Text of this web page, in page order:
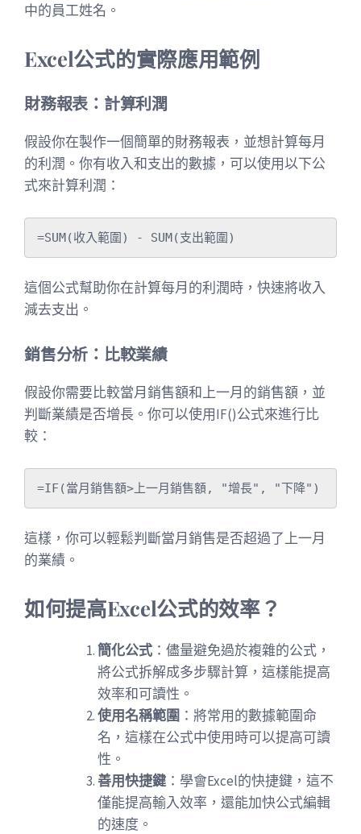
中的員工姓名。
Excel公式的實際應用範例
財務報表：計算利潤
假設你在製作一個簡單的財務報表，並想計算每月
的利潤。你有收入和支出的數據，可以使用以下公
式來計算利潤：
這個公式幫助你在計算每月的利潤時，快速將收入
減去支出。
銷售分析：比較業績
假設你需要比較當月銷售額和上一月的銷售額，並
判斷業績是否增長。你可以使用IF()公式來進行比
較：
這樣，你可以輕鬆判斷當月銷售是否超過了上一月
的業績。
如何提高Excel公式的效率？
簡化公式 ：儘量避免過於複雜的公式，
將公式拆解成多步驟計算，這樣能提高
效率和可讀性。
使用名稱範圍 ：將常用的數據範圍命
名，這樣在公式中使用時可以提高可讀
性。
善用快捷鍵 ：學會Excel的快捷鍵，這不
僅能提高輸入效率，還能加快公式編輯
的速度。